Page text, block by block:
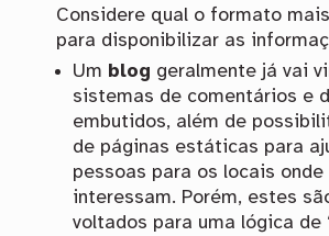
Considere qual o formato
para disponibilizar as
Um blog geralmente já vai
sistemas de comentários e
embutidos, além de
de páginas estáticas para
pessoas para os locais onde
interessam. Porém, estes
voltados para uma lógica de